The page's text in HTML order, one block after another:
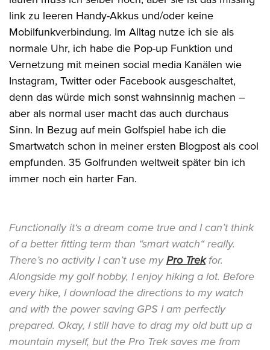
link zu leeren Handy-Akkus und/oder keine
Mobilfunkverbindung. Im Alltag nutze ich sie als
normale Uhr, ich habe die Pop-up Funktion und
Vernetzung mit meinen social media Kanälen wie
Instagram, Twitter oder Facebook ausgeschaltet,
denn das würde mich sonst wahnsinnig machen –
aber als normal user macht das auch durchaus
Sinn. In Bezug auf mein Golfspiel habe ich die
Smartwatch schon in meiner ersten Blogpost als cool
empfunden. 35 Golfrunden weltweit später bin ich
immer noch ein harter Fan.
Functionally it‘s a dream come true and I can’t think
of a better fitting term than “smart watch“ really.
There’s no activity I can’t use myPro Trekfor.
Alongside my golf hobby, I enjoy hiking a lot. Before
every hike, I download the directions to my watch
and with the power saving GPS I am perfectly
prepared. Okay, I still have to drag my old butt up a
mountain myself, but the Pro Trek saves me from